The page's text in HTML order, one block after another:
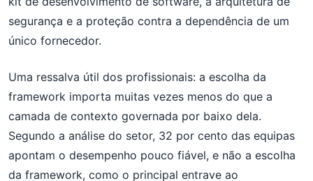
segurança e a proteção contra a dependência de um
único fornecedor.
Uma ressalva útil dos profissionais: a escolha da
framework importa muitas vezes menos do que a
camada de contexto governada por baixo dela.
Segundo a análise do setor, 32 por cento das equipas
apontam o desempenho pouco fiável, e não a escolha
da framework, como o principal entrave ao